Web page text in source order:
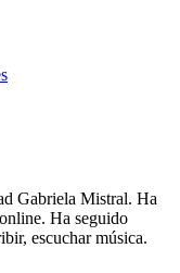
Gabriela Mistral. Ha
Ha seguido
escuchar música.